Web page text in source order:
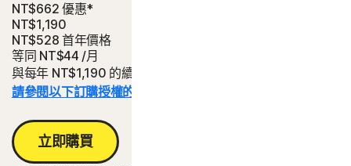
NT$662 優惠*
NT$1,190
NT$528 首年價格
等同 NT$44 /月
與每年 NT$1,190 的續購費用相比省下的金額。
請參閱以下訂購授權的詳細資料。*
立即購買